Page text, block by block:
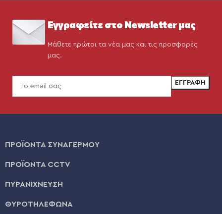
Εγγραφείτε στο Newsletter μας
Μάθετε πρώτοι τα νέα μας και τις προσφορές
μας.
ΠΡΟΪΟΝΤΑ ΣΥΝΑΓΕΡΜΟΥ
ΠΡΟΪΟΝΤΑ CCTV
ΠΥΡΑΝΙΧΝΕΥΣΗ
ΘΥΡΟΤΗΛΕΦΩΝΑ